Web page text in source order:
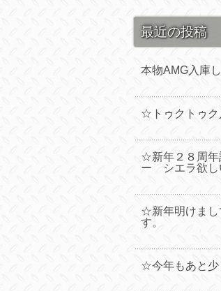
最近の投稿
本物AMG入庫
☆トゥクトゥク
☆新年２８周
ー シエラ欲し
☆新年明けまし
す。
☆今年もあと少